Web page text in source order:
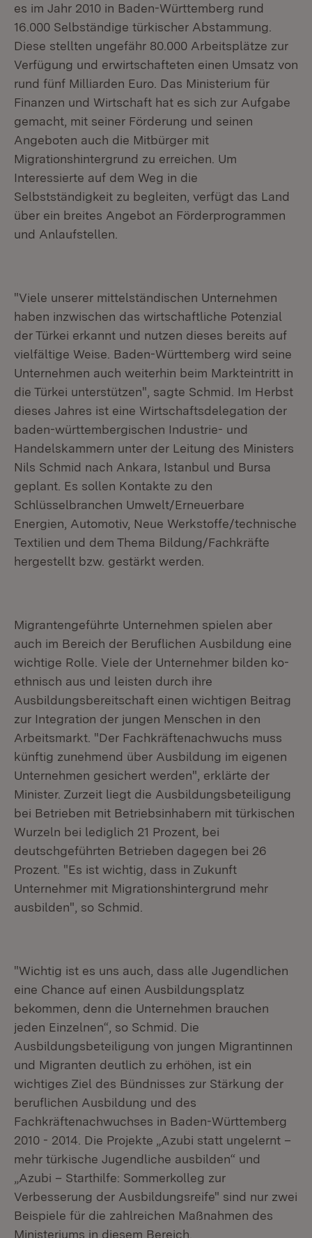
es im Jahr 2010 in Baden-Württemberg rund
16.000 Selbständige türkischer Abstammung.
Diese stellten ungefähr 80.000 Arbeitsplätze zur
Verfügung und erwirtschafteten einen Umsatz von
rund fünf Milliarden Euro. Das Ministerium für
Finanzen und Wirtschaft hat es sich zur Aufgabe
gemacht, mit seiner Förderung und seinen
Angeboten auch die Mitbürger mit
Migrationshintergrund zu erreichen. Um
Interessierte auf dem Weg in die
Selbstständigkeit zu begleiten, verfügt das Land
über ein breites Angebot an Förderprogrammen
und Anlaufstellen.
"Viele unserer mittelständischen Unternehmen
haben inzwischen das wirtschaftliche Potenzial
der Türkei erkannt und nutzen dieses bereits auf
vielfältige Weise. Baden-Württemberg wird seine
Unternehmen auch weiterhin beim Markteintritt in
die Türkei unterstützen", sagte Schmid. Im Herbst
dieses Jahres ist eine Wirtschaftsdelegation der
baden-württembergischen Industrie- und
Handelskammern unter der Leitung des Ministers
Nils Schmid nach Ankara, Istanbul und Bursa
geplant. Es sollen Kontakte zu den
Schlüsselbranchen Umwelt/Erneuerbare
Energien, Automotiv, Neue Werkstoffe/technische
Textilien und dem Thema Bildung/Fachkräfte
hergestellt bzw. gestärkt werden.
Migrantengeführte Unternehmen spielen aber
auch im Bereich der Beruflichen Ausbildung eine
wichtige Rolle. Viele der Unternehmer bilden ko-
ethnisch aus und leisten durch ihre
Ausbildungsbereitschaft einen wichtigen Beitrag
zur Integration der jungen Menschen in den
Arbeitsmarkt. "Der Fachkräftenachwuchs muss
künftig zunehmend über Ausbildung im eigenen
Unternehmen gesichert werden", erklärte der
Minister. Zurzeit liegt die Ausbildungsbeteiligung
bei Betrieben mit Betriebsinhabern mit türkischen
Wurzeln bei lediglich 21 Prozent, bei
deutschgeführten Betrieben dagegen bei 26
Prozent. "Es ist wichtig, dass in Zukunft
Unternehmer mit Migrationshintergrund mehr
ausbilden", so Schmid.
"Wichtig ist es uns auch, dass alle Jugendlichen
eine Chance auf einen Ausbildungsplatz
bekommen, denn die Unternehmen brauchen
jeden Einzelnen“, so Schmid. Die
Ausbildungsbeteiligung von jungen Migrantinnen
und Migranten deutlich zu erhöhen, ist ein
wichtiges Ziel des Bündnisses zur Stärkung der
beruflichen Ausbildung und des
Fachkräftenachwuchses in Baden-Württemberg
2010 - 2014. Die Projekte „Azubi statt ungelernt –
mehr türkische Jugendliche ausbilden“ und
„Azubi – Starthilfe: Sommerkolleg zur
Verbesserung der Ausbildungsreife" sind nur zwei
Beispiele für die zahlreichen Maßnahmen des
Ministeriums in diesem Bereich.